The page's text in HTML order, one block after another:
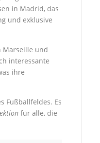
in Madrid, das
und exklusive
Marseille und
interessante
ihre
Fußballfeldes. Es
für alle, die